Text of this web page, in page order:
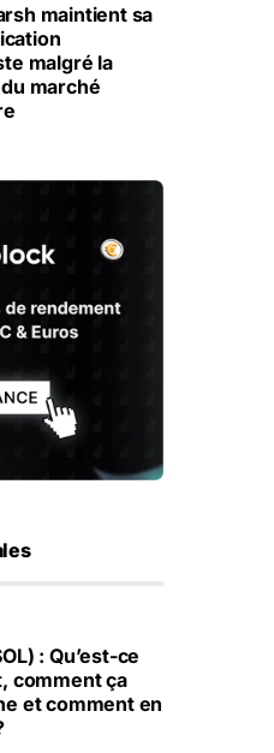
maintient sa
malgré la
marché
: Qu’est-ce
comment ça
et comment en